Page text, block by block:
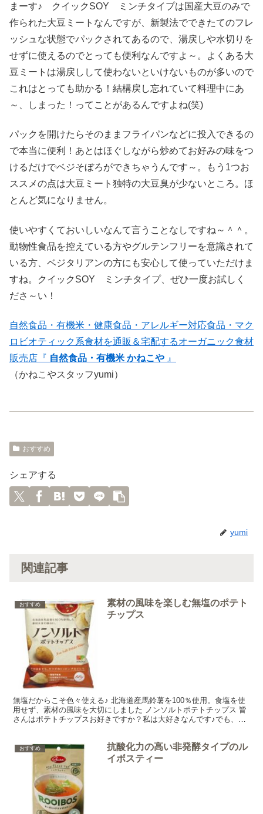
まーす♪ クイックSOY ミンチタイプは国産大豆のみで
作られた大豆ミートなんですが、新製法でできたてのフレ
ッシュな状態でパックされてあるので、湯戻しや水切りを
せずに使えるのでとっても便利なんですよ～。よくある大
豆ミートは湯戻しして使わないといけないものが多いので
これはとっても助かる！結構戻し忘れていて料理中にあ
～、しまった！ってことがあるんですよね(笑)
パックを開けたらそのままフライパンなどに投入できるの
で本当に便利！あとはほぐしながら炒めてお好みの味をつ
けるだけでベジそぼろができちゃうんです～。もう1つお
ススメの点は大豆ミート独特の大豆臭が少ないところ。ほ
とんど気になりません。
使いやすくておいしいなんて言うことなしですね～＾＾。
動物性食品を控えている方やグルテンフリーを意識されて
いる方、ベジタリアンの方にも安心して使っていただけま
すね。クイックSOY ミンチタイプ、ぜひ一度お試しく
ださ～い！
自然食品・有機米・健康食品・アレルギー対応食品・マク
ロビオティック系食材を通販＆宅配するオーガニック食材
販売店『 自然食品・有機米 かねこや 』
（かねこやスタッフyumi）
おすすめ
シェアする
yumi
関連記事
おすすめ
素材の風味を楽しむ無塩のポテト
チップス
無塩だからこそ色々使える♪ 北海道産馬鈴薯を100％使用。食塩を使
用せず、素材の風味を大切にしました ノンソルトポテトチップス 皆
さんはポテトチップスお好きですか？私は大好きなんです♪でも、少
おすすめ
抗酸化力の高い非発酵タイプのル
イボスティー